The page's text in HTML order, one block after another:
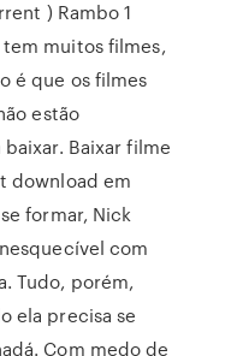
) Rambo 1
muitos filmes,
é que os filmes
estão
Baixar filme
download em
formar, Nick
com
Tudo, porém,
ela precisa se
Com medo de